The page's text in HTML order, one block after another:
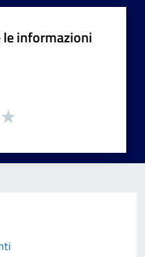
le informazioni